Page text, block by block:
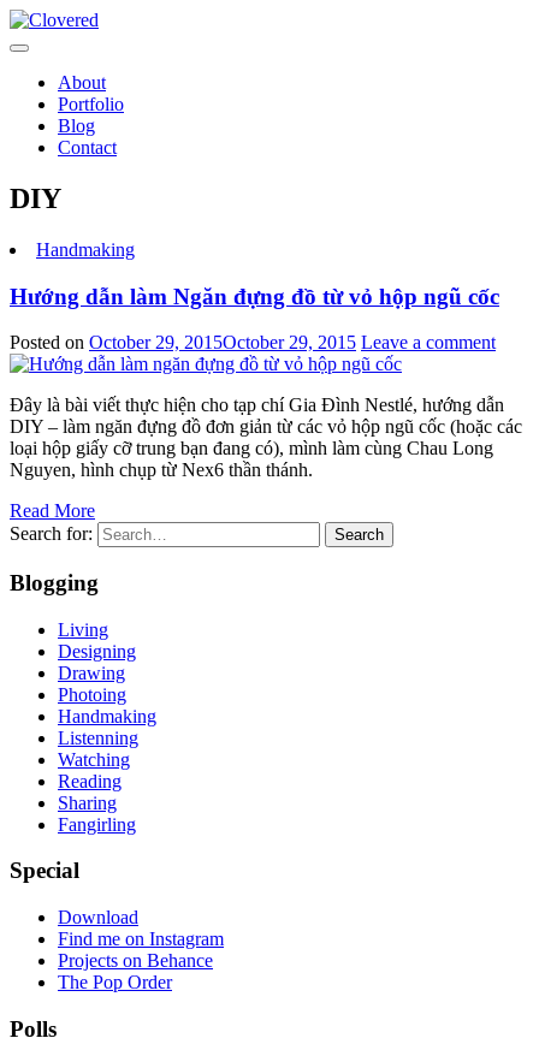
Toggle
navigationAbout
Portfolio
Blog
Contact
DIY
Handmaking
Hướng dẫn làm Ngăn đựng đồ từ vỏ hộp ngũ cốc
Posted on October 29, 2015October 29, 2015 Leave a comment
Đây là bài viết thực hiện cho tạp chí Gia Đình Nestlé, hướng dẫn
DIY – làm ngăn đựng đồ đơn giản từ các vỏ hộp ngũ cốc (hoặc các
loại hộp giấy cỡ trung bạn đang có), mình làm cùng Chau Long
Nguyen, hình chụp từ Nex6 thần thánh.
Read More
Search for:
Search
Blogging
Living
Designing
Drawing
Photoing
Handmaking
Listenning
Watching
Reading
Sharing
Fangirling
Special
Download
Find me on Instagram
Projects on Behance
The Pop Order
Polls